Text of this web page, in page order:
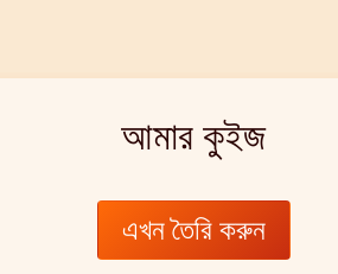
আমার কুইজ
এখন তৈরি করুন